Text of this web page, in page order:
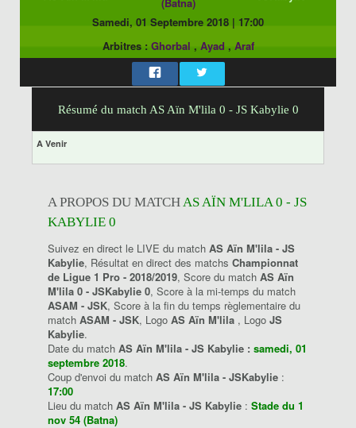
Samedi, 01 Septembre 2018 | 17:00
Arbitres : Ghorbal , Ayad , Araf
Résumé du match AS Aïn M'lila 0 - JS Kabylie 0
A Venir
A PROPOS DU MATCHAS AÏN M'LILA 0 - JS
KABYLIE 0
Suivez en direct le LIVE du match AS Aïn M'lila - JS
Kabylie, Résultat en direct des matchs Championnat
de Ligue 1 Pro - 2018/2019, Score du match AS Aïn
M'lila 0 - JSKabylie 0, Score à la mi-temps du match
ASAM - JSK, Score à la fin du temps règlementaire du
match ASAM - JSK, Logo AS Aïn M'lila , Logo JS
Kabylie.
Date du match AS Aïn M'lila - JS Kabylie : samedi, 01
septembre 2018.
Coup d'envoi du match AS Aïn M'lila - JSKabylie :
17:00
Lieu du match AS Aïn M'lila - JS Kabylie : Stade du 1
nov 54 (Batna)